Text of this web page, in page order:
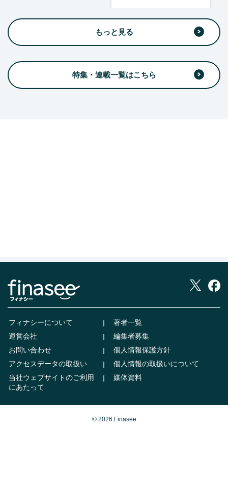
もっと見る
特集・連載一覧はこちら
フィナシーについて
著者一覧
運営会社
編集者募集
お問い合わせ
個人情報保護方針
アクセスデータの取扱い
個人情報の取扱いについて
当社ウェブサイトのご利用
にあたって
媒体資料
© 2026 Finasee